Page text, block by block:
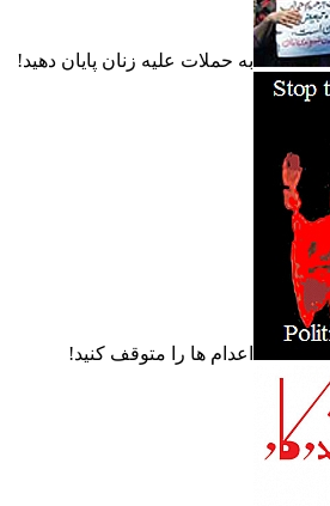
به حملات عليه زنان پايان دهيد!
اعدام ها را متوقف کنيد!